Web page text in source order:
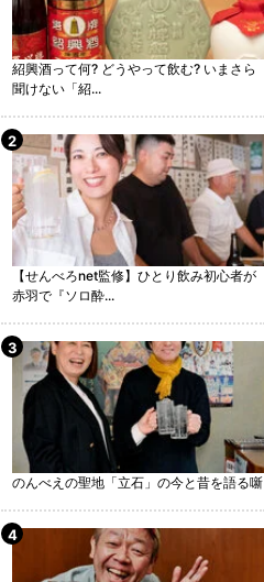
紹興酒って何? どうやって飲む? いまさら
聞けない「紹...
【せんべろnet監修】ひとり飲み初心者が
赤羽で『ソロ酔...
のんべえの聖地「立石」の今と昔を語る噺